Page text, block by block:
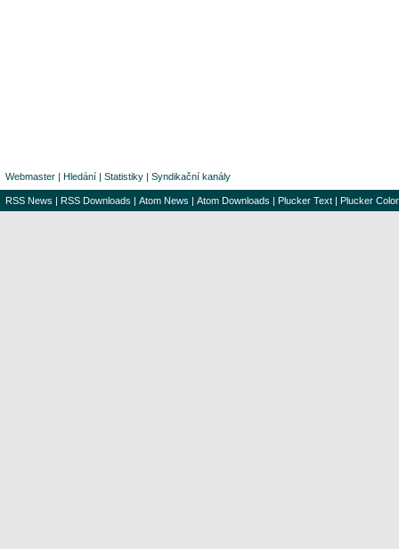
Webmaster | Hledání | Statistiky | Syndikační kanály
RSS News | RSS Downloads | Atom News | Atom Downloads | Plucker Text | Plucker Color